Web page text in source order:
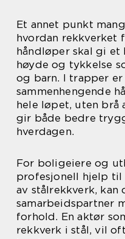
Et annet punkt
hvordan rekkverket
håndløper skal gi et
høyde og tykkelse
og barn. I trapper
sammenhengende
hele løpet, uten brå
gir både bedre
hverdagen.
For boligeiere og
profesjonell hjelp
av stålrekkverk, kan
samarbeidspartner
forhold. En aktør
rekkverk i stål, vil